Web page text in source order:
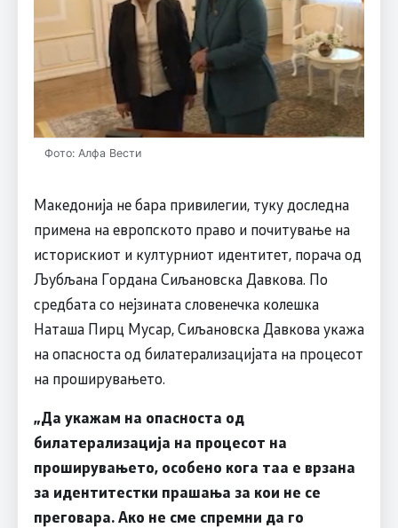
Фото: Алфа Вести
Македонија не бара привилегии, туку доследна
примена на европското право и почитување на
историскиот и културниот идентитет, порача од
Љубљана Гордана Сиљановска Давкова. По
средбата со нејзината словенечка колешка
Наташа Пирц Мусар, Сиљановска Давкова укажа
на опасноста од билатерализацијата на процесот
на проширувањето.
„Да укажам на опасноста од
билатерализација на процесот на
проширувањето, особено кога таа е врзана
за идентитестки прашања за кои не се
преговара. Ако не сме спремни да го